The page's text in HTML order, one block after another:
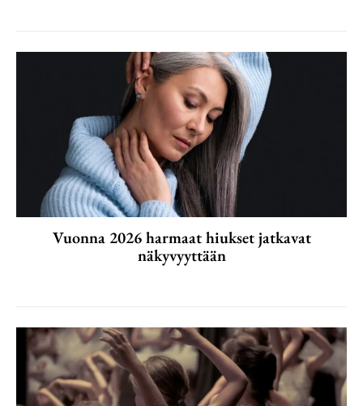
Vuonna 2026 harmaat hiukset jatkavat
näkyvyyttään